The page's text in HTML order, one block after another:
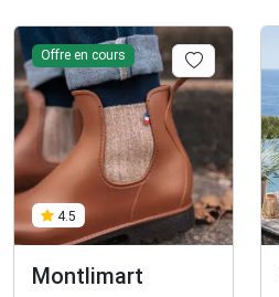
Offre en cours
4.5
Montlimart